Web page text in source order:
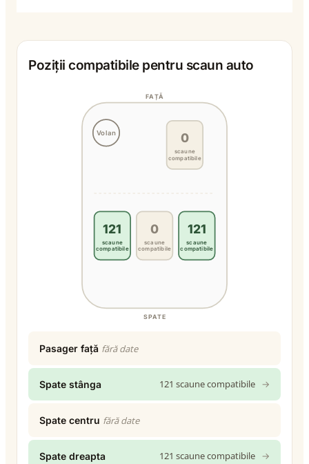
Poziții compatibile pentru scaun auto
Volan
FAȚĂ
SPATE
0
scaune
compatibile
121
scaune
compatibile
0
scaune
compatibile
121
scaune
compatibile
Pasager față fără date
Spate stânga 121 scaune compatibile →
Spate centru fără date
Spate dreapta 121 scaune compatibile →